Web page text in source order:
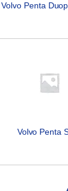
Volvo Penta
Volvo Penta